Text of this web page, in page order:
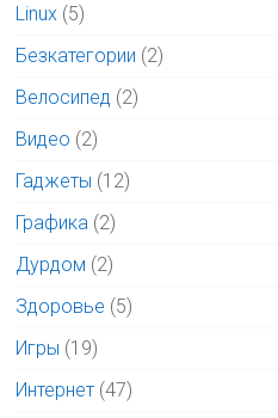
Linux (5)
Безкатегории (2)
Велосипед (2)
Видео (2)
Гаджеты (12)
Графика (2)
Дурдом (2)
Здоровье (5)
Игры (19)
Интернет (47)